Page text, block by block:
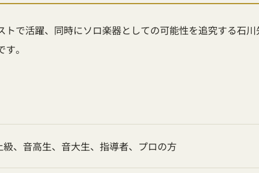
で活躍、同時にソロ楽器としての可能性を追究する石
。
級、音高生、音大生、指導者、プロの方